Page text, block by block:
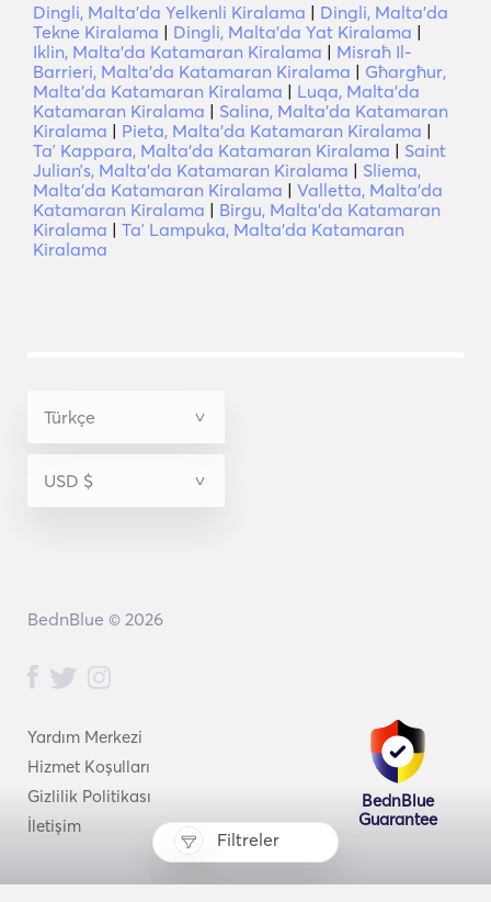
Filtreler
Dingli, Malta'da Yelkenli Kiralama | Dingli, Malta'da
Tekne Kiralama | Dingli, Malta'da Yat Kiralama |
Iklin, Malta'da Katamaran Kiralama | Misraħ Il-
Barrieri, Malta'da Katamaran Kiralama | Għargħur,
Malta'da Katamaran Kiralama | Luqa, Malta'da
Katamaran Kiralama | Salina, Malta'da Katamaran
Kiralama | Pieta, Malta'da Katamaran Kiralama |
Taʼ Kappara, Malta'da Katamaran Kiralama | Saint
Julianʼs, Malta'da Katamaran Kiralama | Sliema,
Malta'da Katamaran Kiralama | Valletta, Malta'da
Katamaran Kiralama | Birgu, Malta'da Katamaran
Kiralama | Taʼ Lampuka, Malta'da Katamaran
Kiralama
Yardım Merkezi
Hizmet Koşulları
Gizlilik Politikası
İletişim
BednBlue
Guarantee
BednBlue © 2026